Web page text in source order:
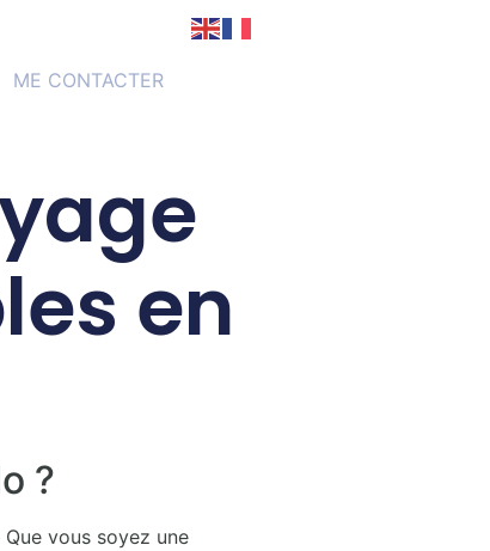
ME CONTACTER
en
?
vous soyez une